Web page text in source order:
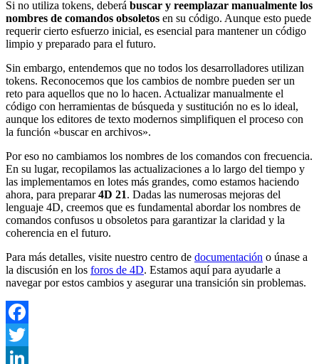
Si no utiliza tokens, deberá buscar y reemplazar manualmente los
nombres de comandos obsoletos en su código. Aunque esto puede
requerir cierto esfuerzo inicial, es esencial para mantener un código
limpio y preparado para el futuro.
Sin embargo, entendemos que no todos los desarrolladores utilizan
tokens. Reconocemos que los cambios de nombre pueden ser un
reto para aquellos que no lo hacen. Actualizar manualmente el
código con herramientas de búsqueda y sustitución no es lo ideal,
aunque los editores de texto modernos simplifiquen el proceso con
la función «buscar en archivos».
Por eso no cambiamos los nombres de los comandos con frecuencia.
En su lugar, recopilamos las actualizaciones a lo largo del tiempo y
las implementamos en lotes más grandes, como estamos haciendo
ahora, para preparar4D 21. Dadas las numerosas mejoras del
lenguaje 4D, creemos que es fundamental abordar los nombres de
comandos confusos u obsoletos para garantizar la claridad y la
coherencia en el futuro.
Para más detalles, visite nuestro centro de documentación o únase a
la discusión en los foros de 4D. Estamos aquí para ayudarle a
navegar por estos cambios y asegurar una transición sin problemas.
Facebook
Twitter